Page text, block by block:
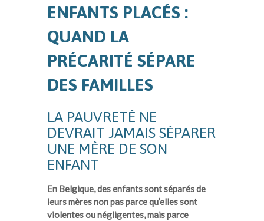
ENFANTS PLACÉS :
QUAND LA
PRÉCARITÉ SÉPARE
DES FAMILLES
LA PAUVRETÉ NE
DEVRAIT JAMAIS SÉPARER
UNE MÈRE DE SON
ENFANT
En Belgique, des enfants sont séparés de
leurs mères non pas parce qu’elles sont
violentes ou négligentes, mais parce